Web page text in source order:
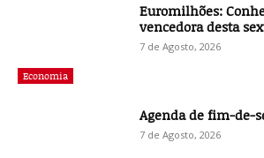
Economia
Euromilhões:
vencedora desta
7 de Agosto, 2026
Agenda de fim-de-
7 de Agosto, 2026